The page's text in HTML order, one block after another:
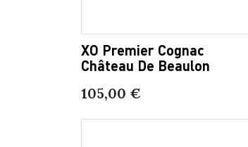
XO Premier Cognac
Château De Beaulon
105,00 €